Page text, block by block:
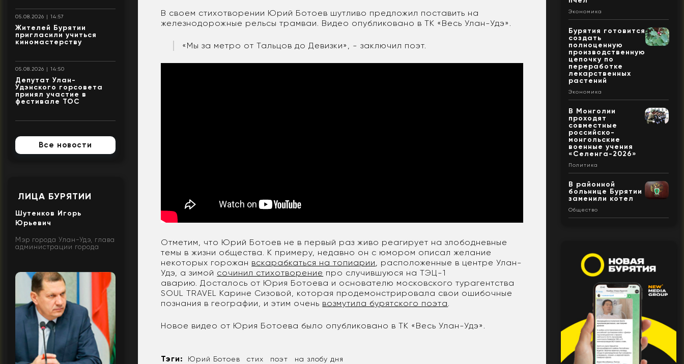
05.08.2026 | 14:57
Жителей Бурятии
пригласили учиться
киномастерству
05.08.2026 | 14:50
Депутат Улан-
Удэнского горсовета
принял участие в
фестивале ТОС
Все новости
ЛИЦА БУРЯТИИ
Шутенков Игорь
Юрьевич
Мэр города Улан-Удэ, глава
администрации города
В своем стихотворении Юрий Ботоев шутливо предложил поставить на
железнодорожные рельсы трамваи. Видео опубликовано в ТК «Весь Улан-Удэ».
«Мы за метро от Тальцов до Девизки», - заключил поэт.
Отметим, что Юрий Ботоев не в первый раз живо реагирует на злободневные
темы в жизни общества. К примеру, недавно он с юмором описал желание
некоторых горожан вскарабкаться на топиарии, расположенные в центре Улан-
Удэ, а зимой сочинил стихотворение про случившуюся на ТЭЦ-1
аварию. Досталось от Юрия Ботоева и основателю московского турагентства
SOUL TRAVEL Карине Сизовой, которая продемонстрировала свои ошибочные
познания в географии, и этим очень возмутила бурятского поэта.
Новое видео от Юрия Ботоева было опубликовано в ТК «Весь Улан-Удэ».
Тэги: Юрий Ботоев стих поэт на злобу дня
Экономика
Бурятия готовится
создать
полноценную
производственную
цепочку по
переработке
лекарственных
растений
Экономика
В Монголии
проходят
совместные
российско-
монгольские
военные учения
«Селенга-2026»
Политика
В районной
больнице Бурятии
заменили котел
Общество